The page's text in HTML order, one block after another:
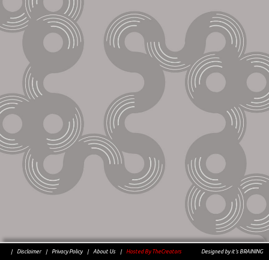
| Disclaimer | Privacy Policy | About Us | Hosted By TheCreators Designed by it's BRAINING